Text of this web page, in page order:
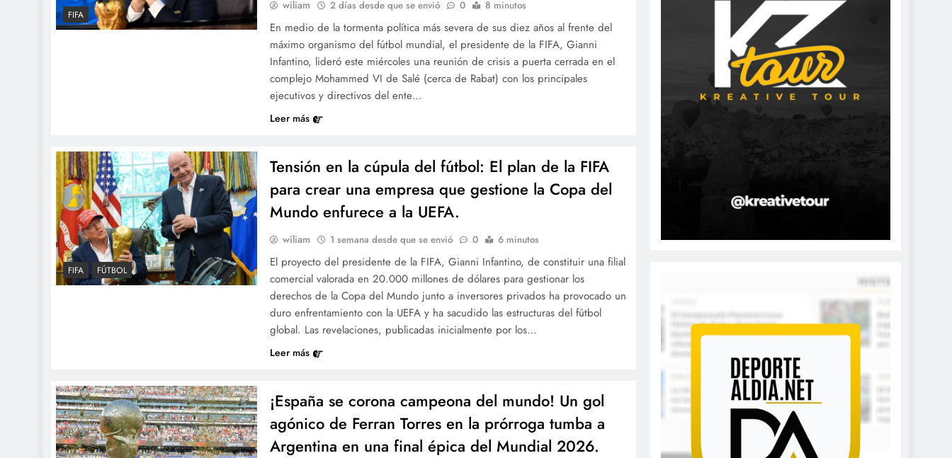
FIFA
wiliam 2 días desde que se envió 0 8 minutos
En medio de la tormenta política más severa de sus diez años al frente del
máximo organismo del fútbol mundial, el presidente de la FIFA, Gianni
Infantino, lideró este miércoles una reunión de crisis a puerta cerrada en el
complejo Mohammed VI de Salé (cerca de Rabat) con los principales
ejecutivos y directivos del ente…
Leer más
FIFA FÚTBOL
Tensión en la cúpula del fútbol: El plan de la FIFA
para crear una empresa que gestione la Copa del
Mundo enfurece a la UEFA.
wiliam 1 semana desde que se envió 0 6 minutos
El proyecto del presidente de la FIFA, Gianni Infantino, de constituir una filial
comercial valorada en 20.000 millones de dólares para gestionar los
derechos de la Copa del Mundo junto a inversores privados ha provocado un
duro enfrentamiento con la UEFA y ha sacudido las estructuras del fútbol
global. Las revelaciones, publicadas inicialmente por los…
Leer más
¡España se corona campeona del mundo! Un gol
agónico de Ferran Torres en la prórroga tumba a
Argentina en una final épica del Mundial 2026.